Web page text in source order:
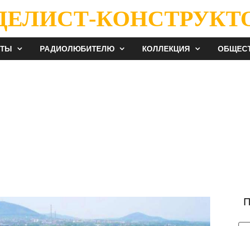
РАДИОЛЮБИТЕЛЮ КОЛЛЕКЦИЯ